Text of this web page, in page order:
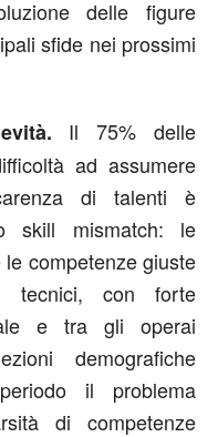
delle figure
sfide nei prossimi
Il 75% delle
ad assumere
di talenti è
skill mismatch: le
competenze giuste
tecnici, con forte
e tra gli operai
demografiche
il problema
di competenze